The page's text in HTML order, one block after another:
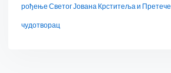
рођење Светог Јована Крститеља и Претече
чудотворац